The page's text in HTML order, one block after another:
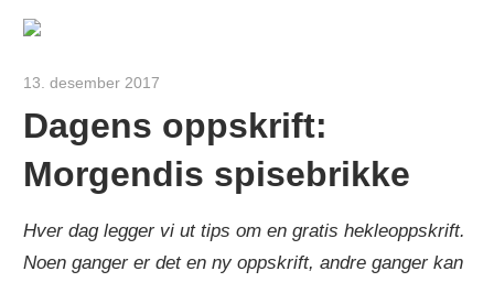
13. desember 2017
Dagens oppskrift:
Morgendis spisebrikke
Hver dag legger vi ut tips om en gratis hekleoppskrift.
Noen ganger er det en ny oppskrift, andre ganger kan